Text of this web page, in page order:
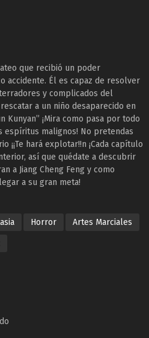
ateo que recibió un poder
accidente. Él es capaz de resolver
y complicados del
a un niño desaparecido en
¡Mira como pasa por todo
espíritus malignos! No pretendas
¡¡Te hará explotar!!n ¡Cada capítulo
así que quédate a descubrir
a Jiang Cheng Feng y como
a su gran meta!
Horror Artes Marciales